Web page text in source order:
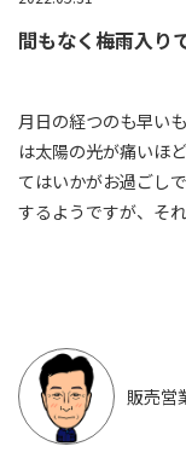
間もなく梅雨入り
月日の経つのも早い
は太陽の光が痛いほ
てはいかがお過ごし
するようですが、そ
販売